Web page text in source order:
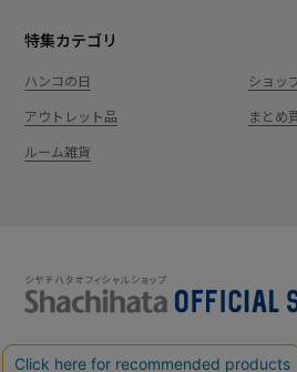
特集カテゴリ
ハンコの日
ショッ
アウトレット品
まとめ
ルーム雑貨